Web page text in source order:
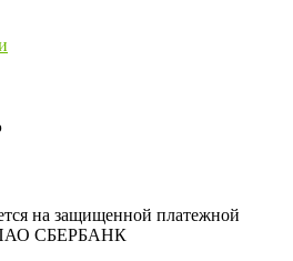
на защищенной платежной
ПАО СБЕРБАНК